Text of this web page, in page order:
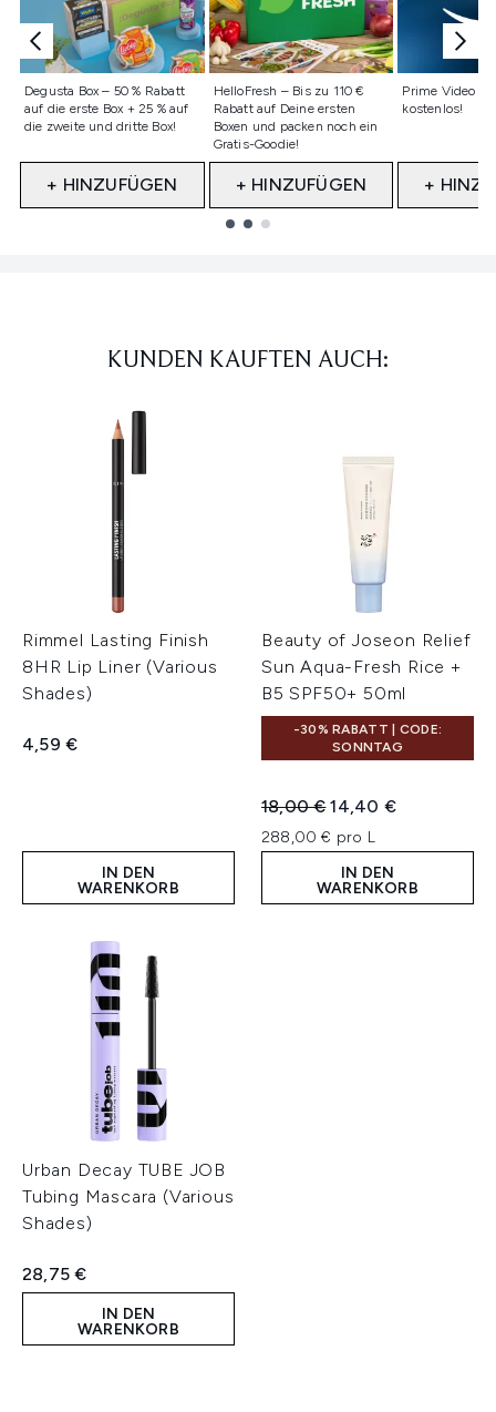
Degusta Box – 50 % Rabatt
auf die erste Box + 25 % auf
die zweite und dritte Box!
Nicht ausgewählt
+ HINZUFÜGEN
HelloFresh – Bis zu 110 €
Rabatt auf Deine ersten
Boxen und packen noch ein
Gratis-Goodie!
Nicht ausgewählt
+ HINZUFÜGEN
Prime Video -
kostenlos!
Nicht
+
KUNDEN KAUFTEN AUCH:
Rimmel Lasting Finish
8HR Lip Liner (Various
Shades)
4,59 €
IN DEN
WARENKORB
Beauty of Joseon Relief
Sun Aqua-Fresh Rice +
B5 SPF50+ 50ml
-30% RABATT | CODE:
SONNTAG
Unverbindliche
18,00 €Aktueller Preis:
14,40 €
288,00 € pro L
IN DEN
WARENKORB
Urban Decay TUBE JOB
Tubing Mascara (Various
Shades)
28,75 €
IN DEN
WARENKORB